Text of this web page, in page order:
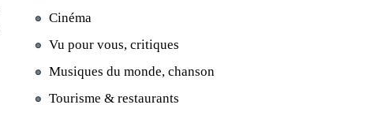
Cinéma
Vu pour vous, critiques
Musiques du monde, chanson
Tourisme & restaurants